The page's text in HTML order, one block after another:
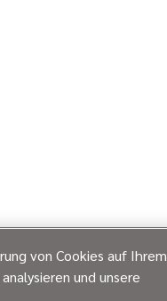
von Cookies auf Ihrem
und unsere